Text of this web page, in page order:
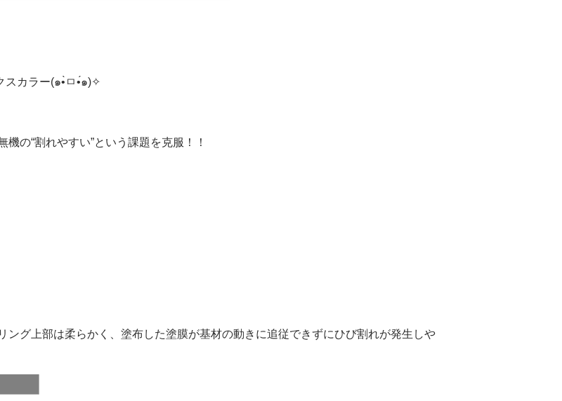
スカラー(๑•̀ㅁ•́๑)✧
の“割れやすい”という課題を克服！！
ング上部は柔らかく、塗布した塗膜が基材の動きに追従できずにひび割れが発生しや